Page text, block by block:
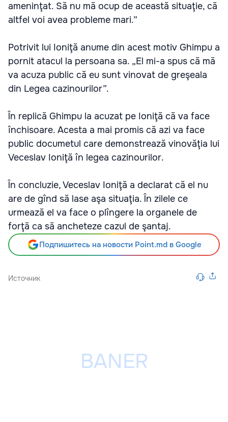
ameninţat. Să nu mă ocup de această situaţie, că
altfel voi avea probleme mari.”
Potrivit lui Ioniţă anume din acest motiv Ghimpu a
pornit atacul la persoana sa. „El mi-a spus că mă
va acuza public că eu sunt vinovat de greşeala
din Legea cazinourilor”.
În replică Ghimpu la acuzat pe Ioniţă că va face
închisoare. Acesta a mai promis că azi va face
public documetul care demonstrează vinovăţia lui
Veceslav Ioniţă în legea cazinourilor.
În concluzie, Veceslav Ioniţă a declarat că el nu
are de gînd să lase aşa situaţia. În zilele ce
urmează el va face o plîngere la organele de
forţă ca să ancheteze cazul de şantaj.
Подпишитесь на новости Point.md в Google
Источник